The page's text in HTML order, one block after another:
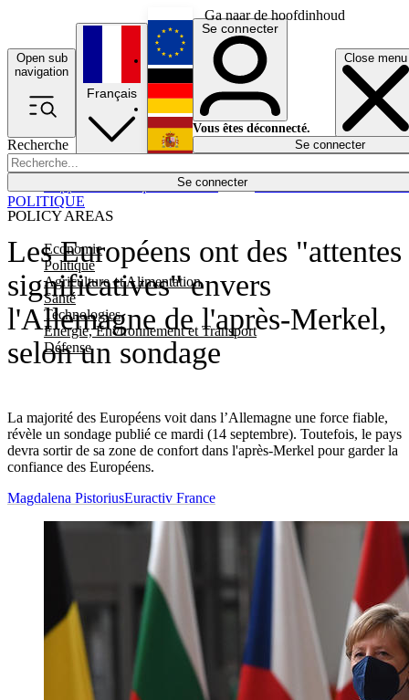
Ga naar de hoofdinhoud
Open sub
navigation
Close menu
Recherche
Se connecter
POLICY AREAS
Economie
Politique
Agriculture et Alimentation
Santé
Technologies
Energie, Environnement et Transport
Défense
Économie
Français
English
Deutsch
Español
Se connecter
Vous êtes déconnecté.
Se connecter
Les Européens ont des "attentes
significatives" envers
l'Allemagne de l'après-Merkel,
selon un sondage
La majorité des Européens voit dans l’Allemagne une force fiable,
révèle un sondage publié ce mardi (14 septembre). Toutefois, le pays
devra sortir de sa zone de confort dans l'après-Merkel pour garder la
confiance des Européens.
POLITIQUE
Magdalena PistoriusEuractiv France